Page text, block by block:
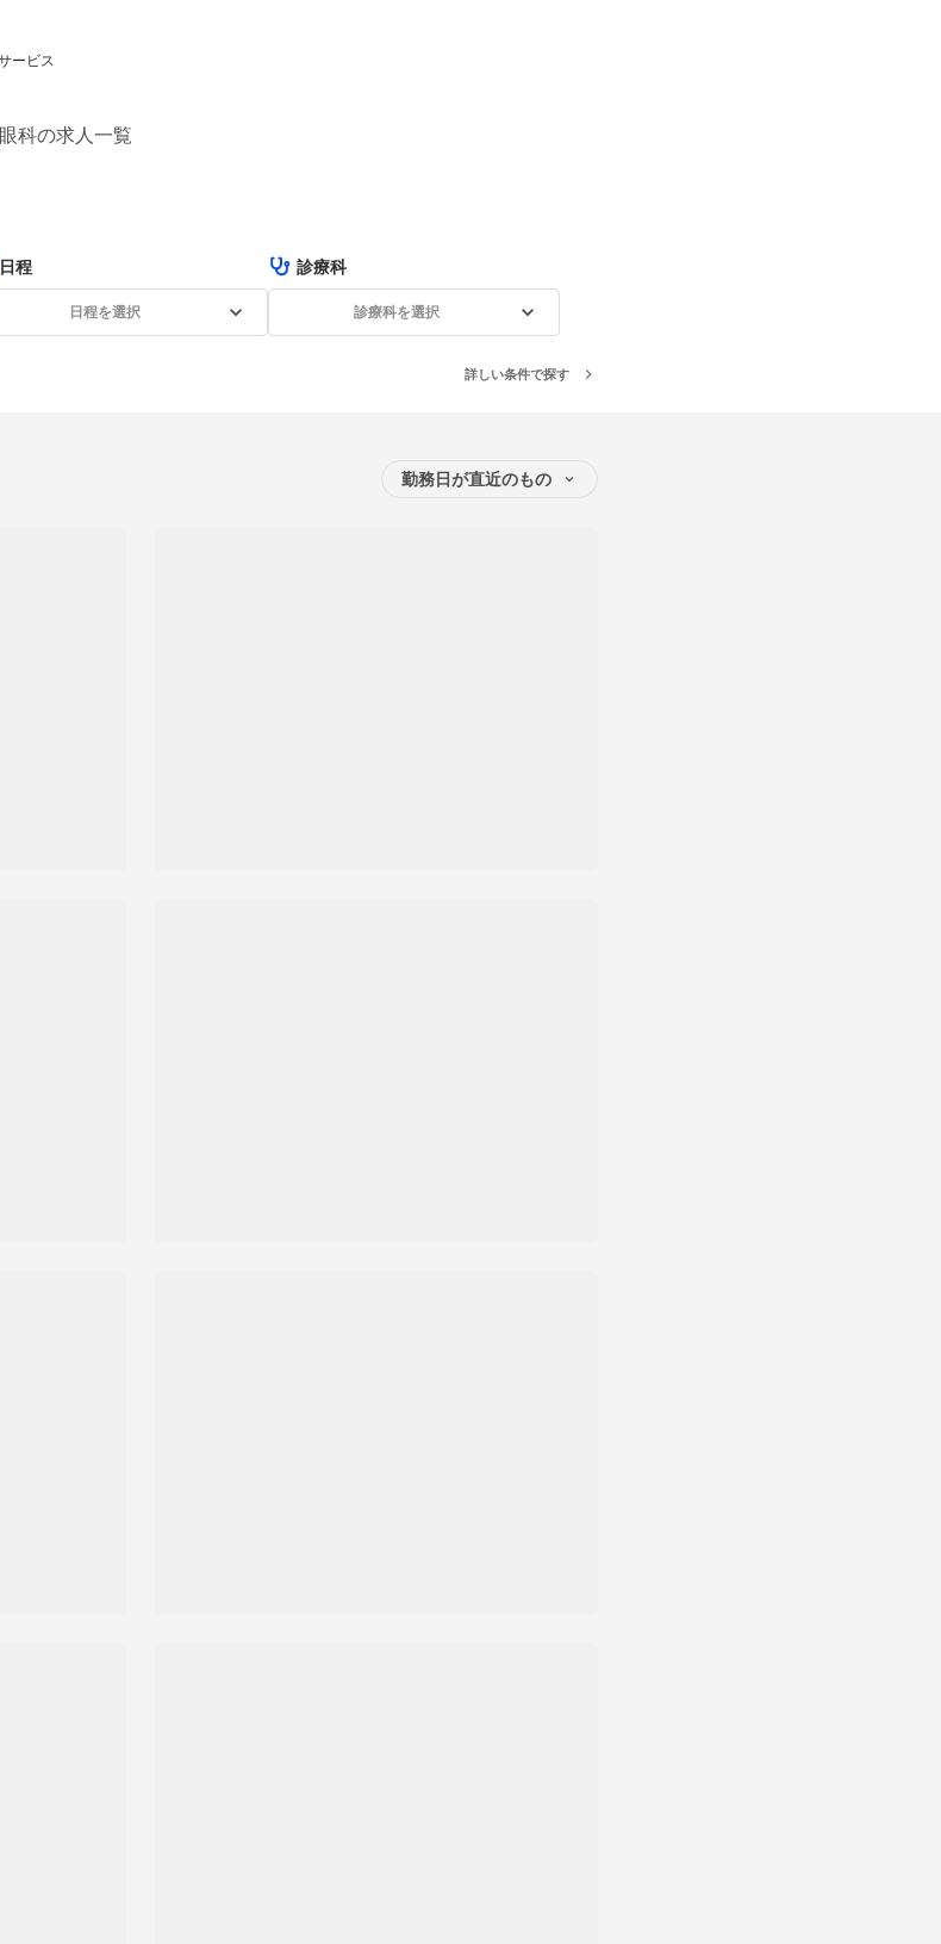
ービス
科の求人一覧
日程
日程を選択
診療科
診療科を選択
詳しい条件で探す
勤務日が直近のもの